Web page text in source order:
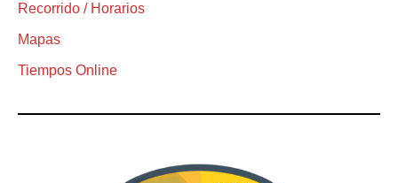
Recorrido / Horarios
Mapas
Tiempos Online